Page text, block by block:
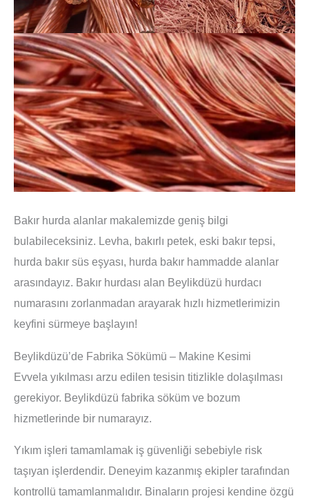
Bakır hurda alanlar makalemizde geniş bilgi
bulabileceksiniz. Levha, bakırlı petek, eski bakır tepsi,
hurda bakır süs eşyası, hurda bakır hammadde alanlar
arasındayız. Bakır hurdası alan Beylikdüzü hurdacı
numarasını zorlanmadan arayarak hızlı hizmetlerimizin
keyfini sürmeye başlayın!
Beylikdüzü’de Fabrika Sökümü – Makine Kesimi
Evvela yıkılması arzu edilen tesisin titizlikle dolaşılması
gerekiyor. Beylikdüzü fabrika söküm ve bozum
hizmetlerinde bir numarayız.
Yıkım işleri tamamlamak iş güvenliği sebebiyle risk
taşıyan işlerdendir. Deneyim kazanmış ekipler tarafından
kontrollü tamamlanmalıdır. Binaların projesi kendine özgü